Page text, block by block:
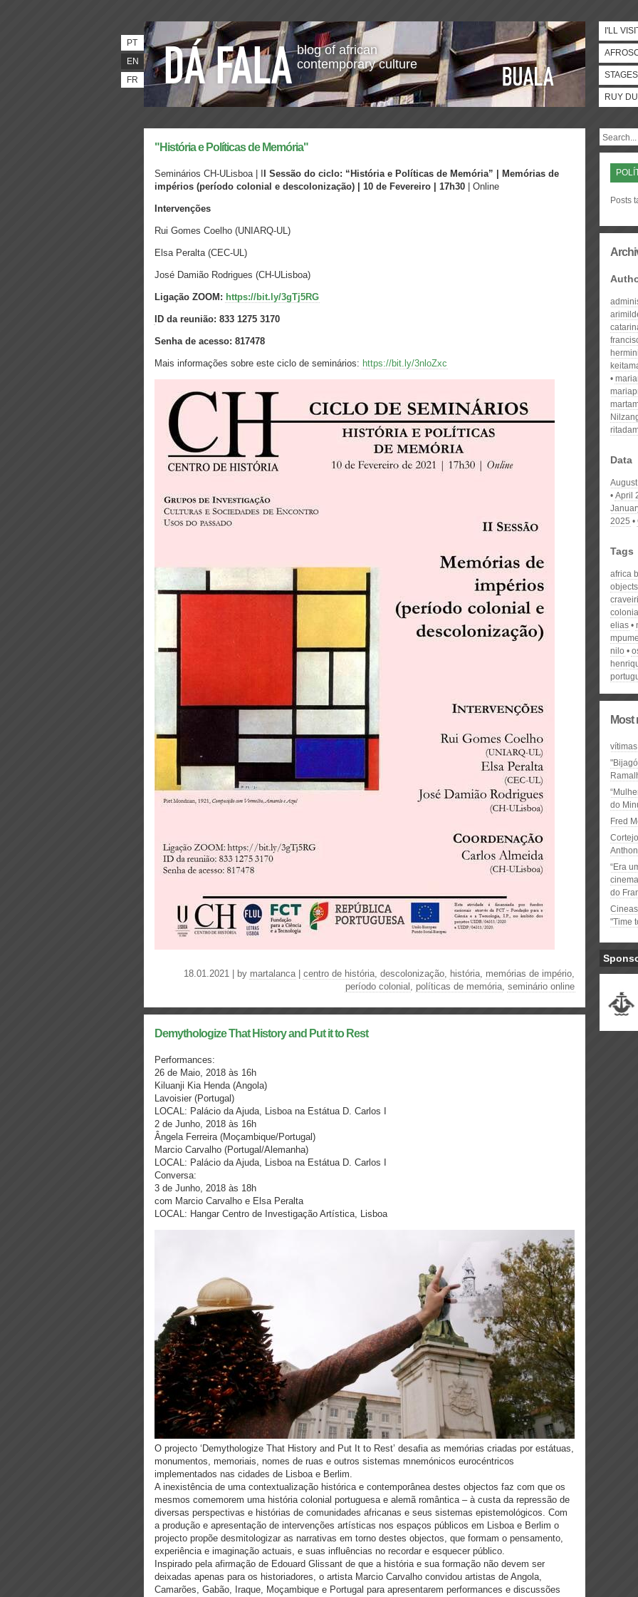
blog of african
contemporary culture
PT
EN
FR
I'LL
STAGES
RUY
"História e Políticas de Memória"
Seminários CH-ULisboa | I I Sessão do ciclo: “História e Políticas de Memória” |
Memórias de
impérios (período colonial e descolonização) | 10 de Fevereiro | 17h30 | Online
Intervenções
Rui Gomes Coelho (UNIARQ-UL)
Elsa Peralta (CEC-UL)
José Damião Rodrigues (CH-ULisboa)
Ligação ZOOM: https://bit.ly/3gTj5RG
ID da reunião: 833 1275 3170
Senha de acesso: 817478
Mais informações sobre este ciclo de seminários: https://bit.ly/3nloZxc
18.01.2021 | by martalanca| centro de história, descolonização, história, memórias de império,
período colonial , políticas de memória, seminário online
Demythologize That History and Put it to Rest
Performances:
26 de Maio, 2018 às 16h
Kiluanji Kia Henda (Angola)
Lavoisier (Portugal)
LOCAL: Palácio da Ajuda, Lisboa na Estátua D. Carlos I
2 de Junho, 2018 às 16h
Ângela Ferreira (Moçambique/Portugal)
Marcio Carvalho (Portugal/Alemanha)
LOCAL: Palácio da Ajuda, Lisboa na Estátua D. Carlos I
Conversa:
3 de Junho, 2018 às 18h
com Marcio Carvalho e Elsa Peralta
LOCAL: Hangar Centro de Investigação Artística, Lisboa
O projecto ‘Demythologize That History and Put It to Rest’ desafia as memórias criadas por estátuas,
monumentos, memoriais, nomes de ruas e outros sistemas mnemónicos eurocéntricos
implementados nas cidades de Lisboa e Berlim.
A inexistência de uma contextualização histórica e contemporânea destes objectos faz com que os
mesmos comemorem uma história colonial portuguesa e alemã romântica – à custa da repressão de
diversas perspectivas e histórias de comunidades africanas e seus sistemas epistemológicos. Com
a produção e apresentação de intervenções artísticas nos espaços públicos em Lisboa e Berlim o
projecto propõe desmitologizar as narrativas em torno destes objectos, que formam o pensamento,
experiência e imaginação actuais, e suas influências no recordar e esquecer público.
Inspirado pela afirmação de Edouard Glissant de que a história e sua formação não devem ser
deixadas apenas para os historiadores, o artista Marcio Carvalho convidou artistas de Angola,
Camarões, Gabão, Iraque, Moçambique e Portugal para apresentarem performances e discussões
Posts
Data
April
2025
Tags
africa
objects
elias
nilo
Most
do
Fred
“Era
do
"Time